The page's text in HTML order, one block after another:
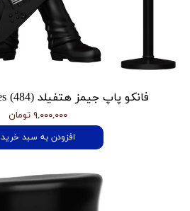
فانکو پاپ جیمز هتفیلد Metallica - James (484)
۹,۰۰۰,۰۰۰ تومان
افزودن به سبد خرید